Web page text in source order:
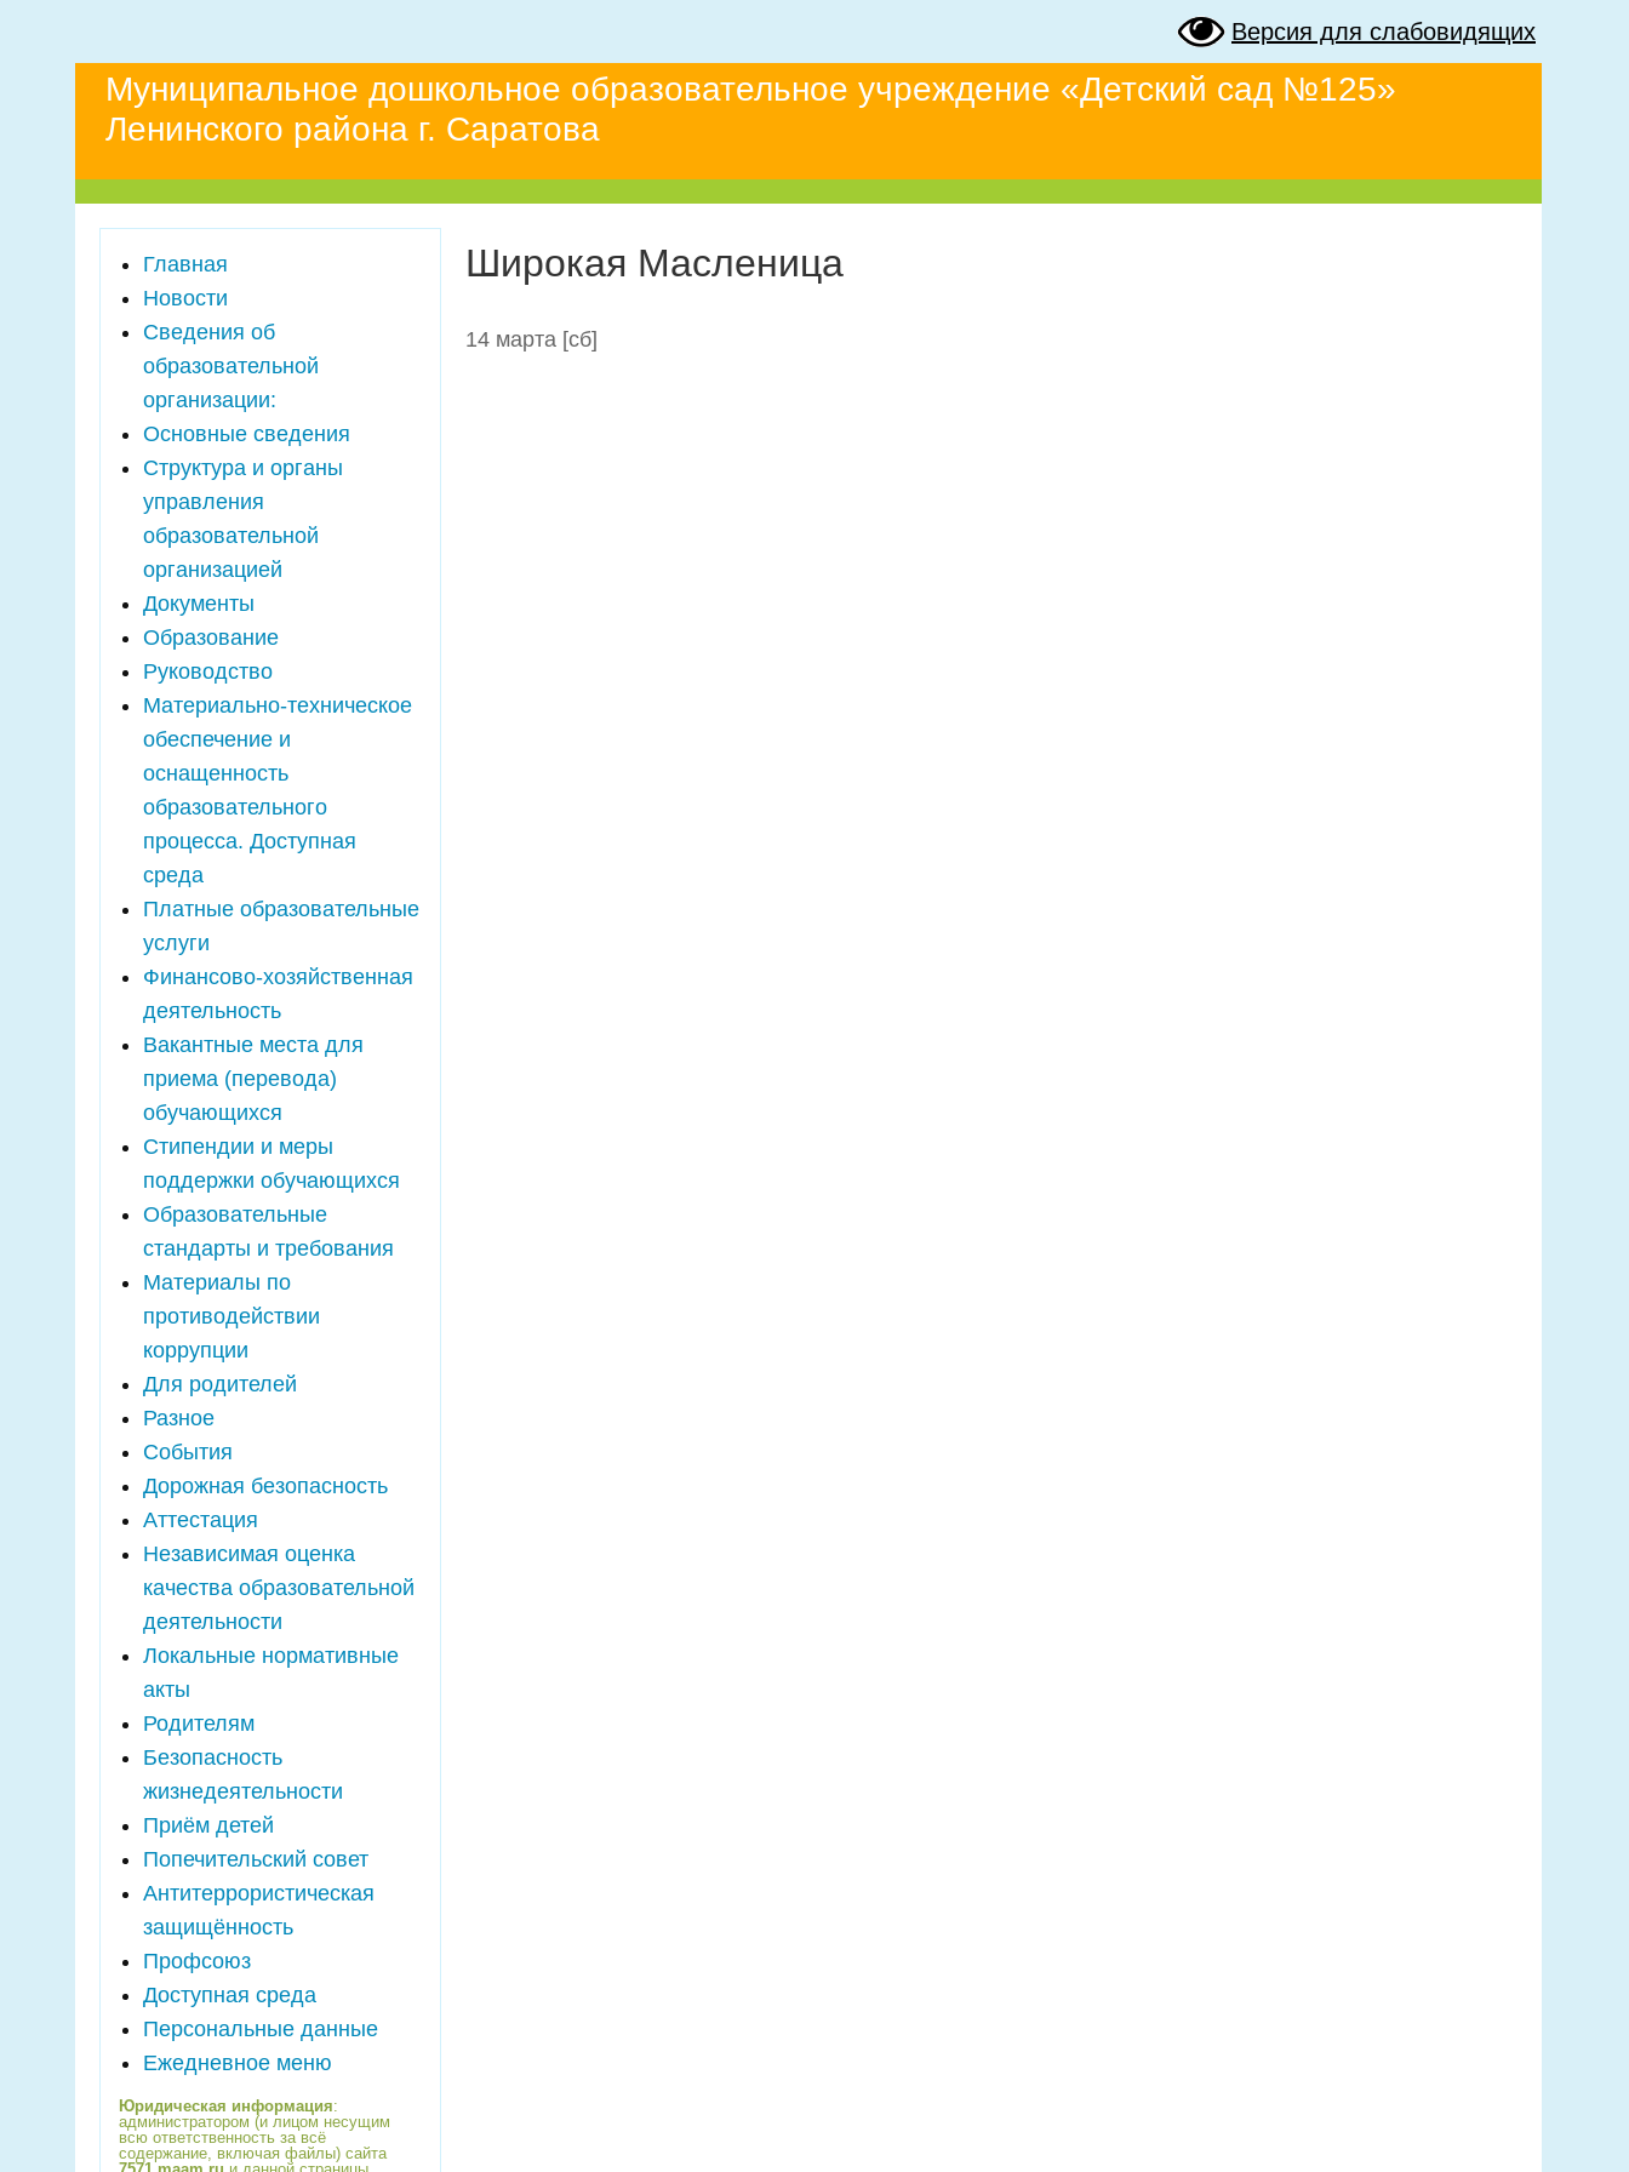
Версия для слабовидящих
Муниципальное дошкольное образовательное учреждение «Детский сад №125»
Ленинского района г. Саратова
Главная
Новости
Сведения об
образовательной
организации:
Основные сведения
Структура и органы
управления
образовательной
организацией
Документы
Образование
Руководство
Материально-техническое
обеспечение и
оснащенность
образовательного
процесса. Доступная
среда
Платные образовательные
услуги
Финансово-хозяйственная
деятельность
Вакантные места для
приема (перевода)
обучающихся
Стипендии и меры
поддержки обучающихся
Образовательные
стандарты и требования
Материалы по
противодействии
коррупции
Для родителей
Разное
События
Дорожная безопасность
Аттестация
Независимая оценка
качества образовательной
деятельности
Локальные нормативные
акты
Родителям
Безопасность
жизнедеятельности
Приём детей
Попечительский совет
Антитеррористическая
защищённость
Профсоюз
Доступная среда
Персональные данные
Ежедневное меню
Юридическая информация:
администратором (и лицом несущим
всю ответственность за всё
содержание, включая файлы) сайта
Широкая Масленица
14 марта [сб]